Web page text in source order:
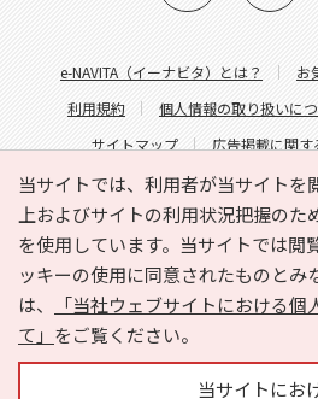
当サイトでは、利用者が当サイトを
上およびサイトの利用状況把握のた
を使用しています。当サイトでは閲
ッキーの使用に同意されたものとみ
は、
「当社ウェブサイトにおける
て」 をご覧ください。
当サイトにお
e-NAVITA（イーナビタ）とは？ お
利用規約
個人情報の取り扱いに
サイトマップ
広告掲載に関
サイトの内容に関する
Copyright © HYOJITO.Co.,Ltd. All